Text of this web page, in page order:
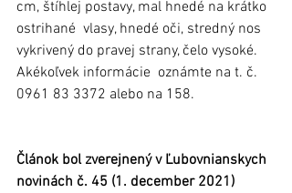
cm, štíhlej postavy, mal hnedé na krátko
ostrihané  vlasy, hnedé oči, stredný nos
vykrivený do pravej strany, čelo vysoké.
Akékoľvek informácie  oznámte na t. č.
0961 83 3372 alebo na 158.
Článok bol zverejnený v Ľubovnianskych
novinách č. 45 (1. december 2021)